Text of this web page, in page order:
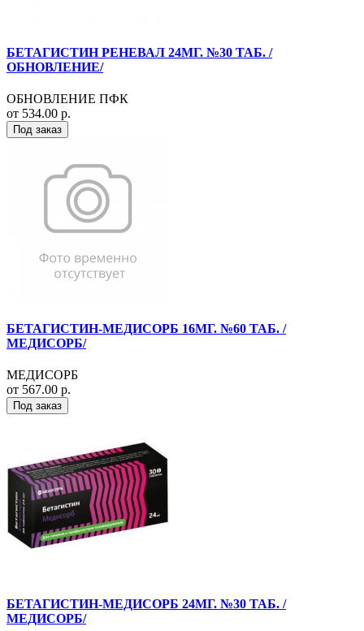
БЕТАГИСТИН РЕНЕВАЛ 24МГ. №30 ТАБ. /
ОБНОВЛЕНИЕ/
ОБНОВЛЕНИЕ ПФК
от 534.00 р.
Под заказ
БЕТАГИСТИН-МЕДИСОРБ 16МГ. №60 ТАБ. /
МЕДИСОРБ/
МЕДИСОРБ
от 567.00 р.
Под заказ
БЕТАГИСТИН-МЕДИСОРБ 24МГ. №30 ТАБ. /
МЕДИСОРБ/